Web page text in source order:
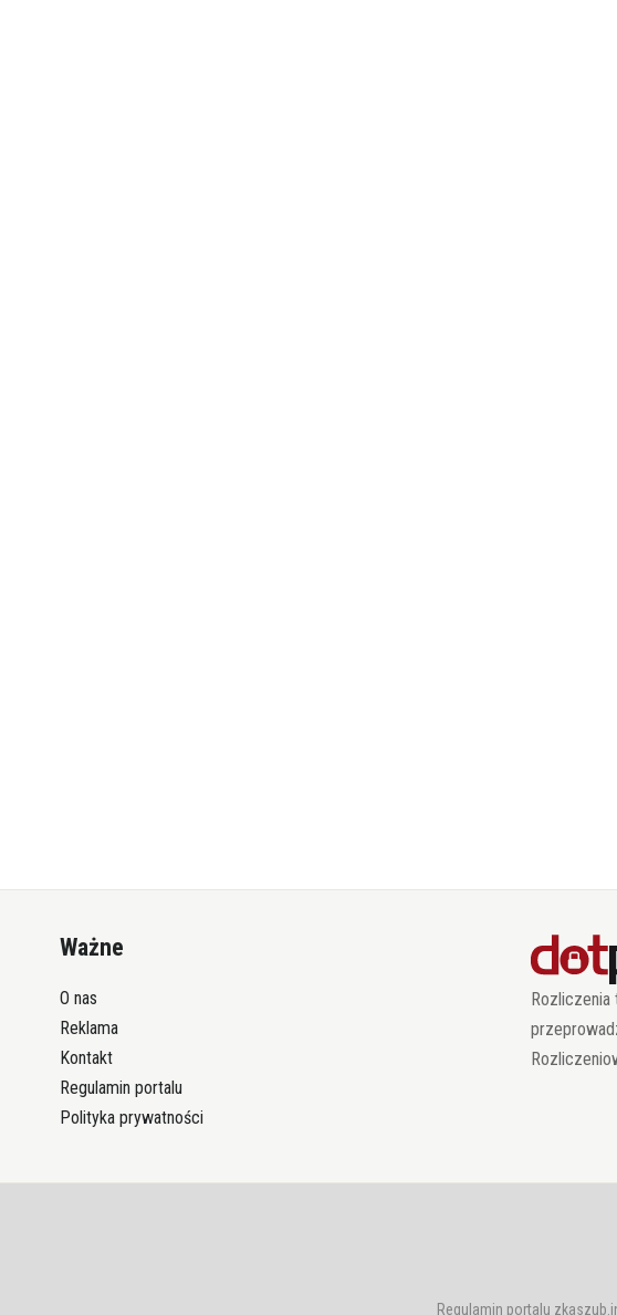
Ważne
O nas
Reklama
Kontakt
Regulamin portalu
Polityka prywatności
Regulamin portalu